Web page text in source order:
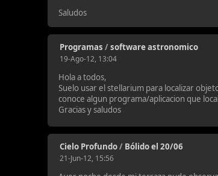
Saludos
Programas /software astronomico
19-Ago-12, 13:04
Hola a todos,
Suelo usar el stellarium para localizar
conoce algun programa/aplicacion que
Gracias y saludos
Cielo Profundo/ Bólido el 20/06
21-Jun-12, 15:56